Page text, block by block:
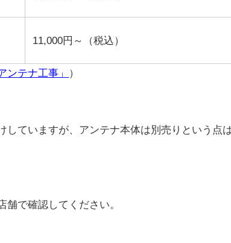
11,000円～（税込）
テナ工事」 ）
していますが、アンテナ本体は別売りという点
で確認してください。